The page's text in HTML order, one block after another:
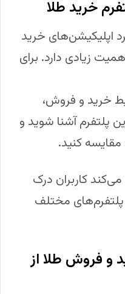
خرید طلا
اپلیکیشن‌های خرید
زیادی دارد. برای
خرید و فروش،
پلتفرم آشنا شوید و
مقایسه کنید.
کاربران درک
پلتفرم‌های مختلف
و فروش طلا از